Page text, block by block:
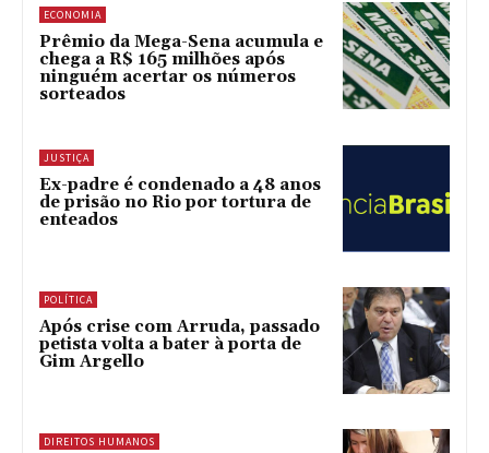
ECONOMIA
Prêmio da Mega-Sena acumula e
chega a R$ 165 milhões após
ninguém acertar os números
sorteados
JUSTIÇA
Ex-padre é condenado a 48 anos
de prisão no Rio por tortura de
enteados
POLÍTICA
Após crise com Arruda, passado
petista volta a bater à porta de
Gim Argello
DIREITOS HUMANOS